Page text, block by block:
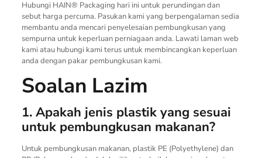
Hubungi HAIN® Packaging hari ini untuk perundingan dan
sebut harga percuma. Pasukan kami yang berpengalaman sedia
membantu anda mencari penyelesaian pembungkusan yang
sempurna untuk keperluan perniagaan anda. Lawati laman web
kami atau hubungi kami terus untuk membincangkan keperluan
anda dengan pakar pembungkusan kami.
Soalan Lazim
1. Apakah jenis plastik yang sesuai
untuk pembungkusan makanan?
Untuk pembungkusan makanan, plastik PE (Polyethylene) dan